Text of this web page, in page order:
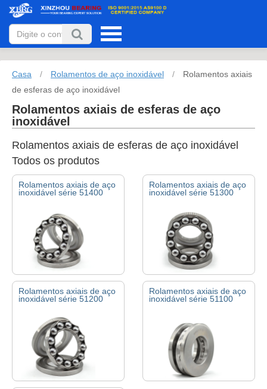
Casa / Rolamentos de aço inoxidável /
Rolamentos axiais
de esferas de aço inoxidável
Rolamentos axiais de esferas de aço
inoxidável
Rolamentos axiais de esferas de aço inoxidável
Todos os produtos
Rolamentos axiais de aço
inoxidável série 51400
Single direction thrust
ball bearings are a kind
They consist washers,
cages and balls. The …
Rolamentos axiais de aço
inoxidável série 51300
Single direction thrust
ball bearings are a kind
They consist washers,
cages and balls. The …
Rolamentos axiais de aço
inoxidável série 51200
Rolamentos axiais de aço
inoxidável série 51100